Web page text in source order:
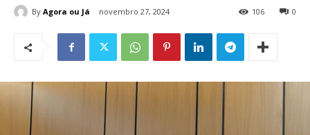
By Agora ou Já novembro 27, 2024 0
106